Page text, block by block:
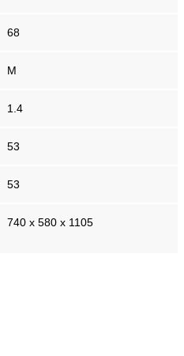
68
M
1.4
53
53
740 x 580 x 1105